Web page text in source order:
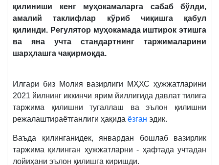
қилиниши кенг муҳокамаларга сабаб бўлди,
амалий таклифлар кўриб чиқишга қабул
қилинди. Регулятор муҳокамада иштирок этишга
ва яна учта стандартнинг таржималарини
шарҳлашга чақирмоқда.
Илгари биз Молия вазирлиги МҲХС ҳужжатларини
2021 йилнинг иккинчи ярим йиллигида давлат тилига
таржима қилишни тугаллаш ва эълон қилишни
режалаштираётганлиги ҳақида ёзган эдик.
Ваъда қилинганидек, январдан бошлаб вазирлик
таржима қилинган ҳужжатларни - ҳафтада учтадан
лойиҳани эълон қилишга киришди.